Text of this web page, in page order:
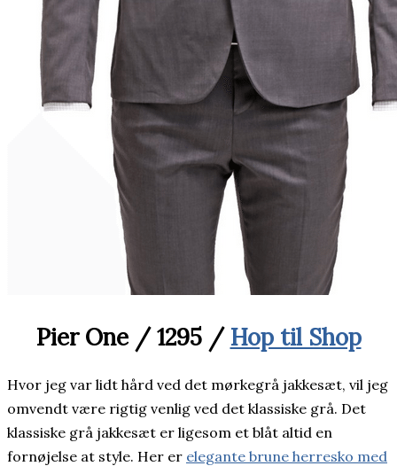
Pier One / 1295 / Hop til Shop
Hvor jeg var lidt hård ved det mørkegrå jakkesæt, vil jeg
omvendt være rigtig venlig ved det klassiske grå. Det
klassiske grå jakkesæt er ligesom et blåt altid en
fornøjelse at style. Her er elegante brune herresko med